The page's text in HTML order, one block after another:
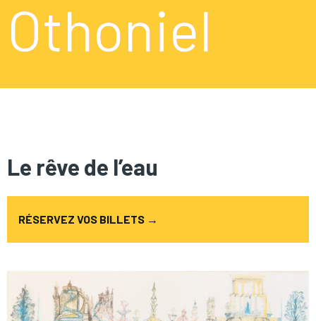
Othoniel
Le rêve de l’eau
RÉSERVEZ VOS BILLETS →